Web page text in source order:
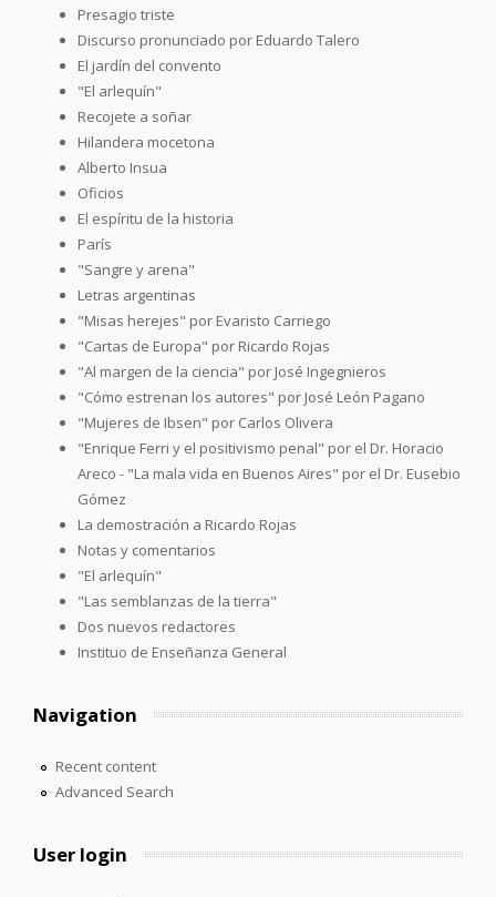
Presagio triste
Discurso pronunciado por Eduardo Talero
El jardín del convento
"El arlequín"
Recojete a soñar
Hilandera mocetona
Alberto Insua
Oficios
El espíritu de la historia
París
"Sangre y arena"
Letras argentinas
"Misas herejes" por Evaristo Carriego
"Cartas de Europa" por Ricardo Rojas
"Al margen de la ciencia" por José Ingegnieros
"Cómo estrenan los autores" por José León Pagano
"Mujeres de Ibsen" por Carlos Olivera
"Enrique Ferri y el positivismo penal" por el Dr. Horacio
Areco - "La mala vida en Buenos Aires" por el Dr. Eusebio
Gómez
La demostración a Ricardo Rojas
Notas y comentarios
"El arlequín"
"Las semblanzas de la tierra"
Dos nuevos redactores
Instituo de Enseñanza General
Navigation
Recent content
Advanced Search
User login